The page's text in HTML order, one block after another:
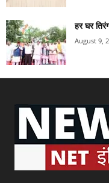
हर घर
August 9,